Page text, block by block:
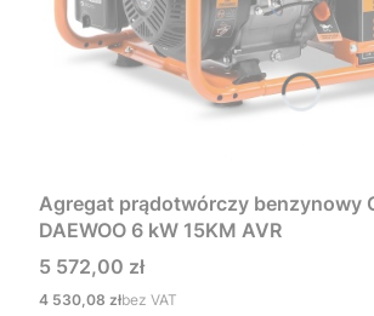
Agregat prądotwórczy benzynowy
DAEWOO 6 kW 15KM AVR
Cena
5 572,00 zł
Cena
4 530,08 złbez VAT